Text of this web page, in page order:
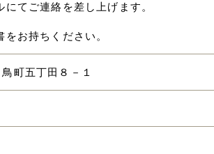
てご連絡を差し上げます。
お持ちください。
町五丁田８－１